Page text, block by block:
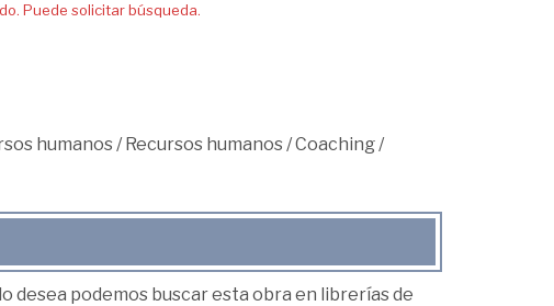
Puede solicitar búsqueda.
humanos/Recursos humanos/Coaching/
desea podemos buscar esta obra en librerías de